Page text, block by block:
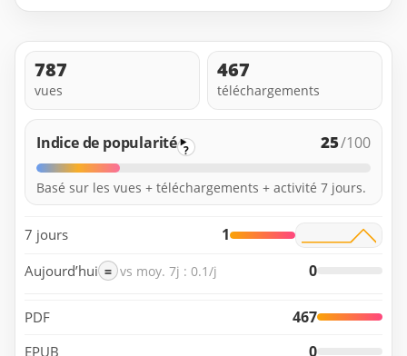
787
vues
467
téléchargements
Indice de popularité ? 25/100
Basé sur les vues + téléchargements + activité 7 jours.
7 jours 1
Aujourd’hui = vs moy. 7j : 0.1/j 0
PDF 467
EPUB 0